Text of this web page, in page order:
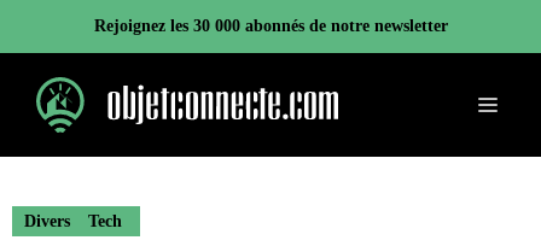
contenu
Rejoignez les 30 000 abonnés de notre newsletter
Menu
Divers Tech